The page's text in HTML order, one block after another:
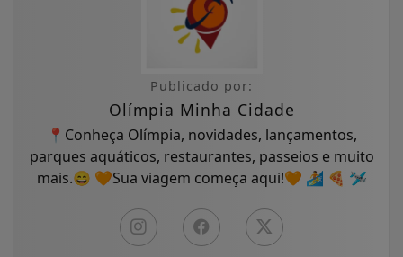
Publicado por:
Olímpia Minha Cidade
📍Conheça Olímpia, novidades, lançamentos,
parques aquáticos, restaurantes, passeios e muito
mais.😄 🧡Sua viagem começa aqui!🧡 🏄 🍕 🛩